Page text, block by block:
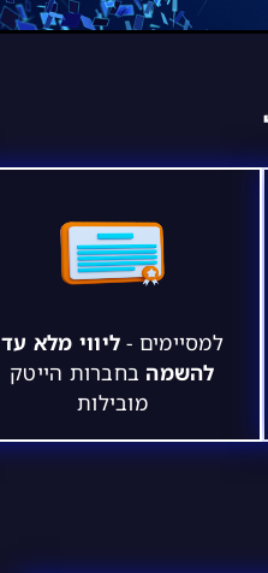
למסיימים - ליווי מלא עד
להשמה בחברות הייטק
מובילות